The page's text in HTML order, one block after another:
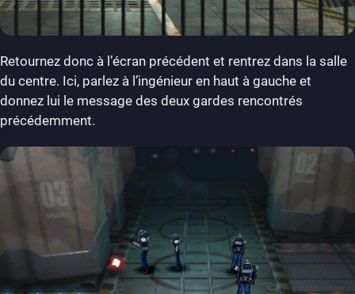
Retournez donc à l’écran précédent et rentrez dans la salle
du centre. Ici, parlez à l’ingénieur en haut à gauche et
donnez lui le message des deux gardes rencontrés
précédemment.